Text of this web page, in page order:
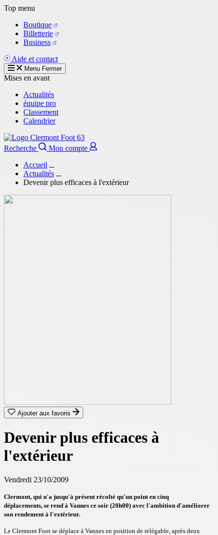
Aller
contenu
principal
Top menu
Boutique
Billetterie
Business
Aide et contact
Menu Fermer
Mises en avant
Actualités
équipe pro
Classement
Calendrier
Recherche
Mon compte
Accueil
Actualités
Devenir plus efficaces à l'extérieur
Ajouter aux favoris
Devenir plus efficaces à
l'extérieur
Vendredi 23/10/2009
Clermont, qui n'a jusqu'à présent récolté qu'un point en cinq
déplacements, se rend à Vannes ce soir (20h00) avec l'ambition d'améliorer
son rendement à l'extérieur.
Le Clermont Foot se déplace à Vannes en position de relégable, après deux